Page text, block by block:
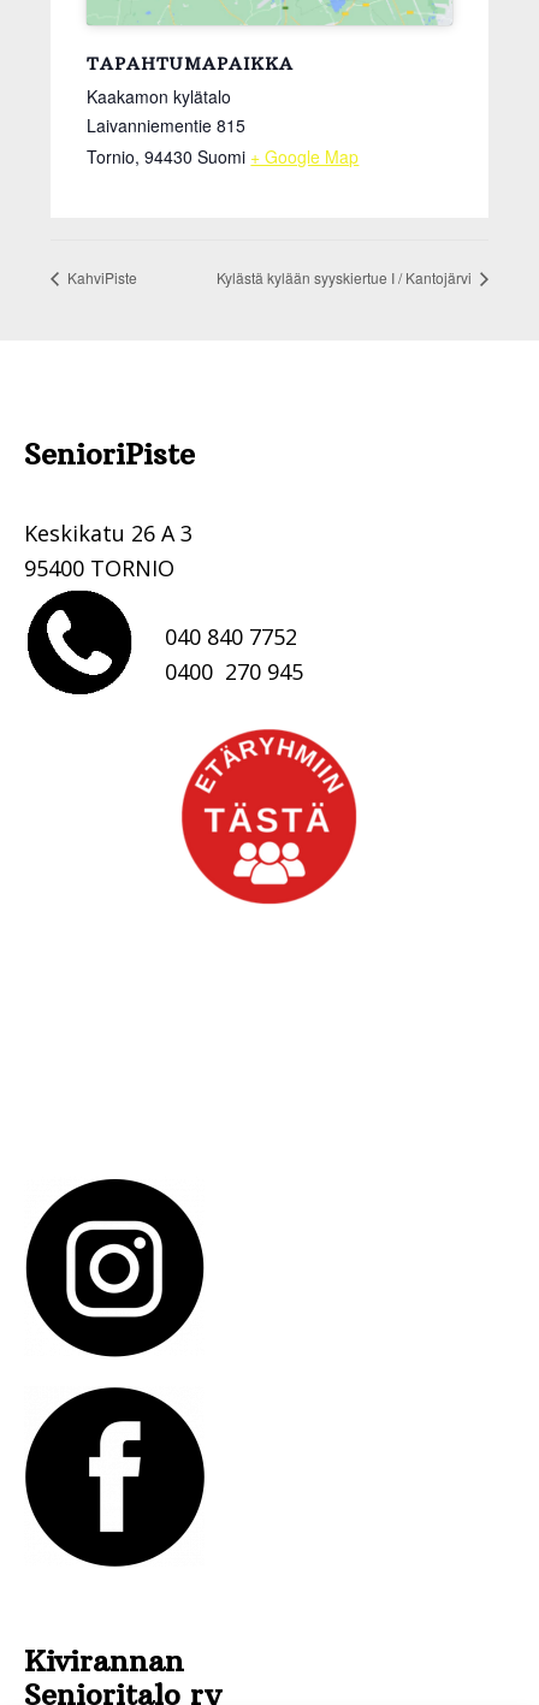
TAPAHTUMAPAIKKA
Kaakamon kylätalo
Laivanniementie 815
Tornio, 94430 Suomi + Google Map
KahviPiste Kylästä kylään syyskiertue I / Kantojärvi
SenioriPiste
Keskikatu 26 A 3
95400 TORNIO
040 840 7752
0400 270 945
Kivirannan
Senioritalo ry